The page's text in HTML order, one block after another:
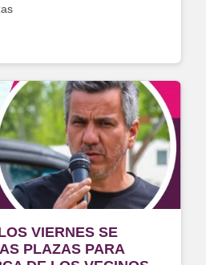
VIERNES SE
PLAZAS PARA